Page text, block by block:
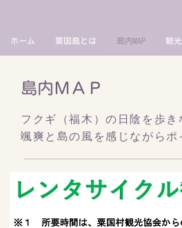
ホーム 粟国島とは 島内MAP 観
島内ＭＡＰ
フクギ（福木）の日陰を歩
颯爽と島の風を感じながら